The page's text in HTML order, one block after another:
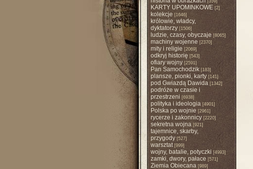
[359]
KARTY UPOMINKOWE[2]
kolekcje [1646]
królowie, władcy,
dyktatorzy[1506]
ludzie, czasy, obyczaje [8065]
machiny wojenne [2370]
mity i religie [2069]
odkryj historię[543]
ofiary wojny[2591]
Pan Samochodzik[183]
plansze, pionki, karty[141]
pod Gwiazdą Dawida[1342]
podróże w czasie i
przestrzeni [6938]
polityka i ideologia[4901]
Polska po wojnie [2961]
rycerze i zakonnicy[2220]
sekretna wojna[921]
tajemnice, skarby,
przygody[527]
warsztat[999]
wojny, batalie, potyczki [4993]
zamki, dwory, pałace [571]
Ziemia Obiecana[989]